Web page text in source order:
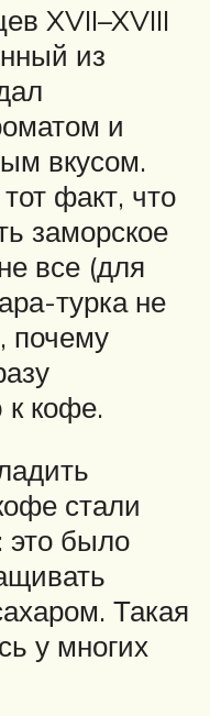
XVII–XVIII
из
и
вкусом.
факт, что
заморское
все (для
турка не
почему
кофе.
стали
это было
Такая
у многих